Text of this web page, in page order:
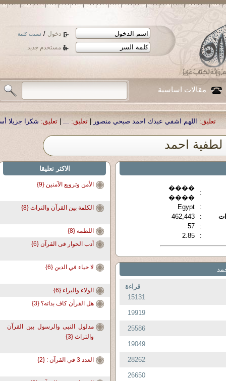
دخول / نسيت كلمة
مستخدم جديد
مقالات اساسية
عبدك احمد صبحي منصور تعليق: ...
| تعليق: شكرا جزيلا أستاذ حمد الحمد
لطفية احمد
:
����
����
:
Egypt
:
462,443
:
57
:
2.85
قراءة
15131
19919
25586
19049
28262
26650
الاكثر تعليقا
الأمن وترويع الآمنين {9}
الكلمة بين القرآن والتراث {8}
اللطمة {8}
أدب الحوار فى القرآن {6}
لا حياء في الدين {6}
الولاء والبراء {6}
هل القرآن كاف بذاته؟ {3}
مدلول النبى والرسول بين القرآن
والتراث {3}
العدد 3 في القرآن : {2}